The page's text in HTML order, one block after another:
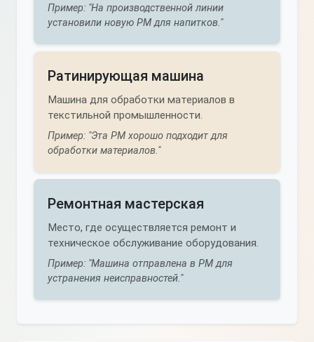
Пример: "На производственной линии
установили новую РМ для напитков."
Ратинирующая машина
Машина для обработки материалов в
текстильной промышленности.
Пример: "Эта РМ хорошо подходит для
обработки материалов."
Ремонтная мастерская
Место, где осуществляется ремонт и
техническое обслуживание оборудования.
Пример: "Машина отправлена в РМ для
устранения неисправностей."